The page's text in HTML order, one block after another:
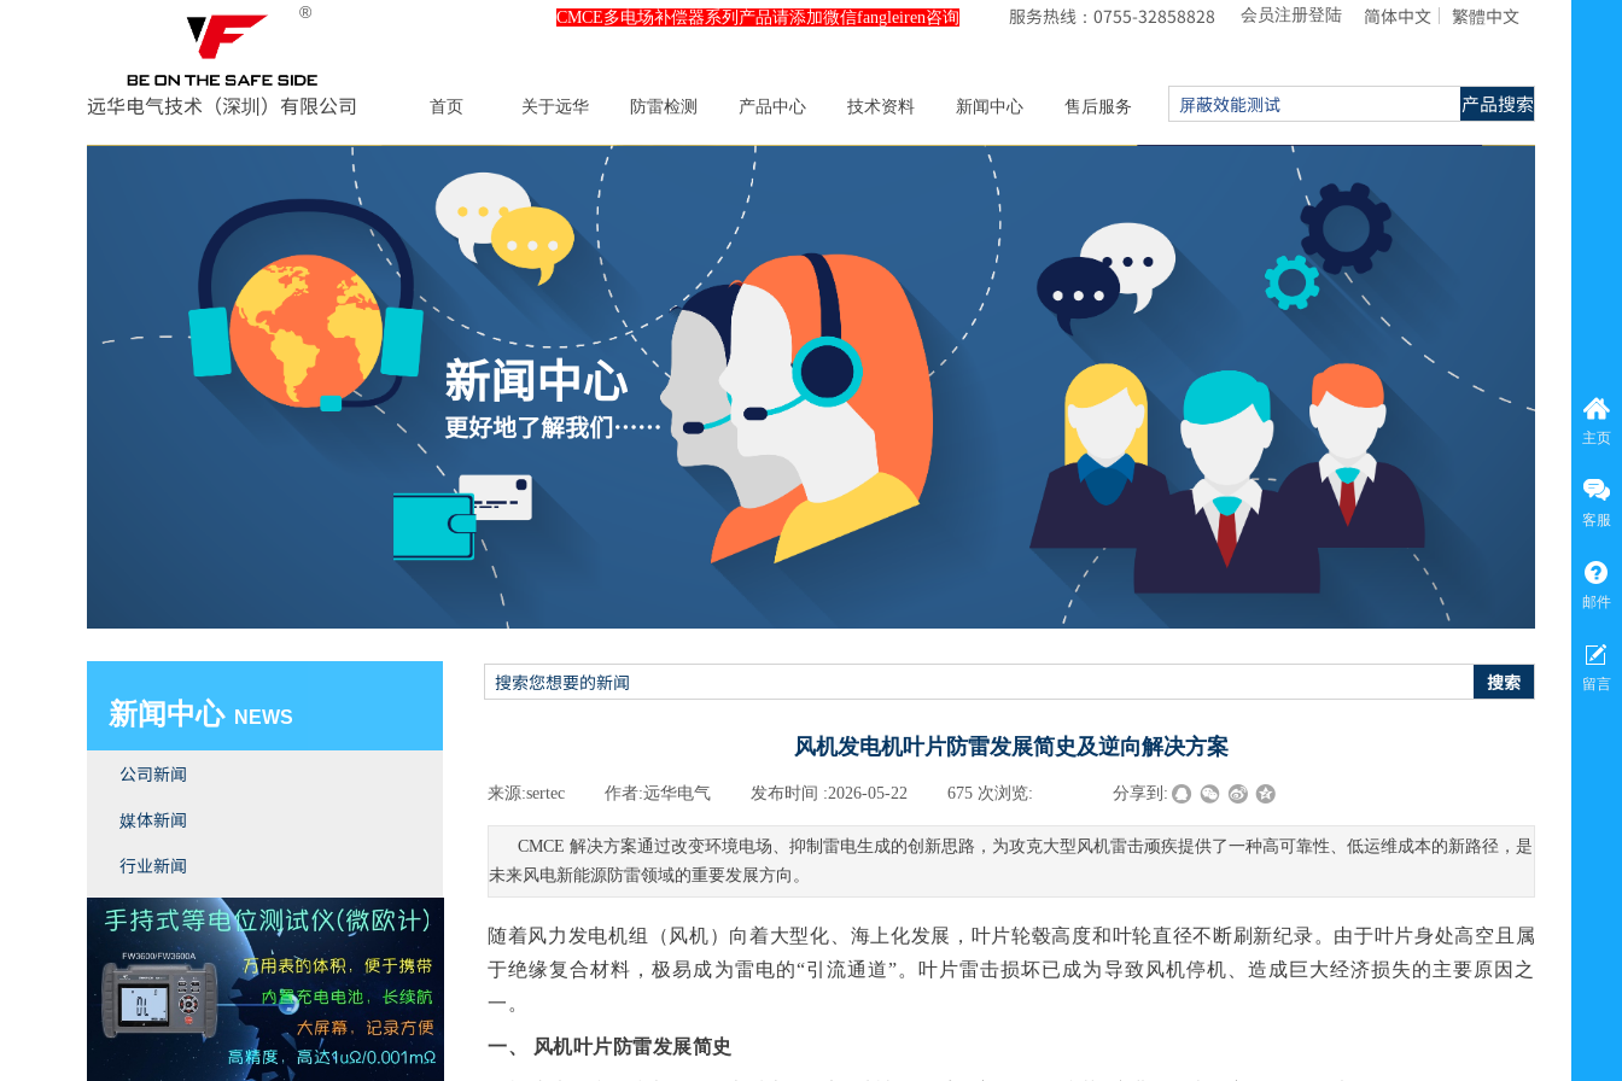
远华电气技术（深圳）有限公司
会员注册登陆
首页 关于远华 防雷检测 产品中心 技术资料 新闻中心 售后服务
服务热线：0755-32858828
产品搜索
® 简体中文 繁體中文
CMCE多电场补偿器系列产品请添加微信fangleiren咨询
新闻中心
更好地了解我们……
新闻中心​ NEWS
搜索
风机发电机叶片防雷发展简史及逆向解决方案
来源:sertec 作者:远华电气 发布时间 :2026-05-22 675 次浏览: 分享到:
CMCE 解决方案通过改变环境电场、抑制雷电生成的创新思路，为攻克大型风机雷击顽疾提供了一种高可靠性、低运维成本的新路径，是
未来风电新能源防雷领域的重要发展方向。
随着风力发电机组（风机）向着大型化、海上化发展，叶片轮毂高度和叶轮直径不断刷新纪录。由于叶片身处高空且属
于绝缘复合材料，极易成为雷电的“引流通道”。叶片雷击损坏已成为导致风机停机、造成巨大经济损失的主要原因之
一。
一、 风机叶片防雷发展简史
公司新闻
媒体新闻
行业新闻
双击此处添加文字
主页
客服
邮件
留言